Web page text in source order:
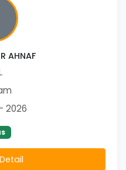
AHNAF
2026